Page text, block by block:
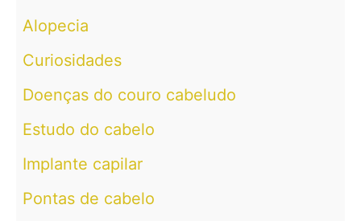
Alopecia
Curiosidades
Doenças do couro cabeludo
Estudo do cabelo
Implante capilar
Pontas de cabelo